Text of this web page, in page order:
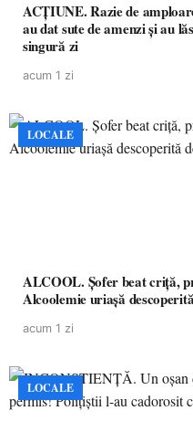
ACȚIUNE. Razie de
au dat sute de amenzi și au
singură zi
acum 1 zi
LOCALE
ALCOOL. Șofer beat criță,
Alcoolemie uriașă
acum 1 zi
LOCALE